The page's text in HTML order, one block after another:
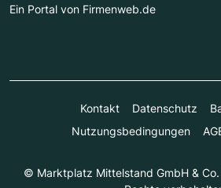
Ein Portal von Firmenweb.de
Kontakt Datenschutz
Nutzungsbedingungen
© Marktplatz Mittelstand GmbH &